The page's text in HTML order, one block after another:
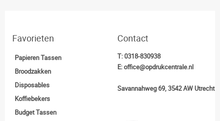
Favorieten
Papieren Tassen
Broodzakken
Disposables
Koffiebekers
Budget Tassen
Contact
T:0318-830938
E:office@opdrukcentrale.nl
Savannahweg 69, 3542 AW Utrecht